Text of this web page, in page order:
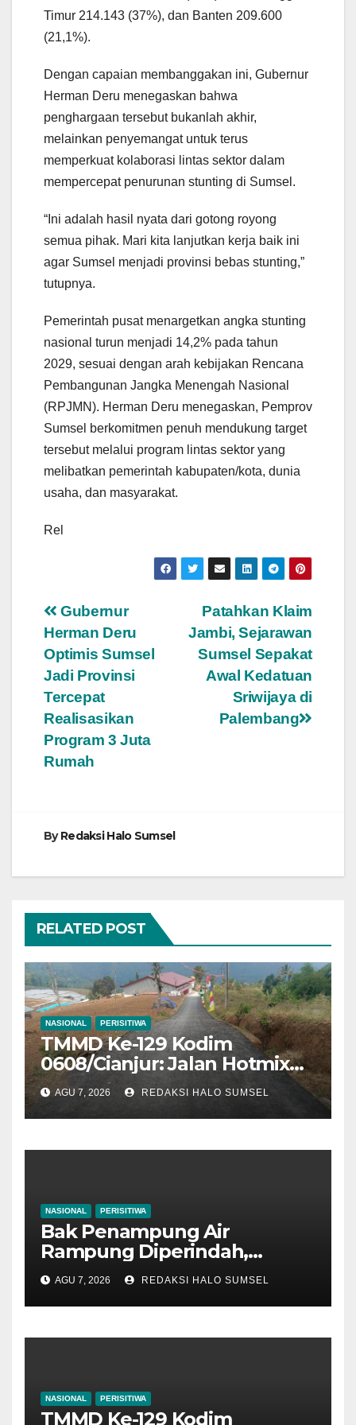
Timur 214.143 (37%), dan Banten 209.600
(21,1%).
Dengan capaian membanggakan ini, Gubernur
Herman Deru menegaskan bahwa
penghargaan tersebut bukanlah akhir,
melainkan penyemangat untuk terus
memperkuat kolaborasi lintas sektor dalam
mempercepat penurunan stunting di Sumsel.
“Ini adalah hasil nyata dari gotong royong
semua pihak. Mari kita lanjutkan kerja baik ini
agar Sumsel menjadi provinsi bebas stunting,”
tutupnya.
Pemerintah pusat menargetkan angka stunting
nasional turun menjadi 14,2% pada tahun
2029, sesuai dengan arah kebijakan Rencana
Pembangunan Jangka Menengah Nasional
(RPJMN). Herman Deru menegaskan, Pemprov
Sumsel berkomitmen penuh mendukung target
tersebut melalui program lintas sektor yang
melibatkan pemerintah kabupaten/kota, dunia
usaha, dan masyarakat.
Rel
Navigasi
pos
Patahkan Klaim
Jambi, Sejarawan
Sumsel Sepakat
Awal Kedatuan
Sriwijaya di
Palembang
Gubernur
Herman Deru
Optimis Sumsel
Jadi Provinsi
Tercepat
Realisasikan
Program 3 Juta
Rumah
ByRedaksi Halo Sumsel
RELATED POST
NASIONAL PERISITIWA
TMMD Ke-129 Kodim
0608/Cianjur: Jalan Hotmix
Kampung RT 07/03 Tuntas
100 Persen, Manfaat Nyata
Mulai Dinikmati Warga
AGU 7, 2026 REDAKSI HALO SUMSEL
NASIONAL PERISITIWA
Bak Penampung Air
Rampung Diperindah,
Progres Pipanisasi TMMD Ke-
129 Kodim 0608/Cianjur
Mencapai 98 Persen
AGU 7, 2026 REDAKSI HALO SUMSEL
NASIONAL PERISITIWA
TMMD Ke-129 Kodim